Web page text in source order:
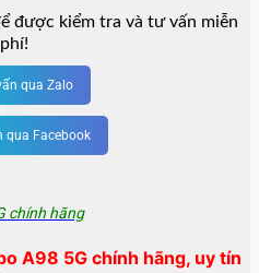
được kiểm tra và tư vấn miễn
phí!
qua Zalo
qua Facebook
chính hãng
A98 5G chính hãng, uy tín